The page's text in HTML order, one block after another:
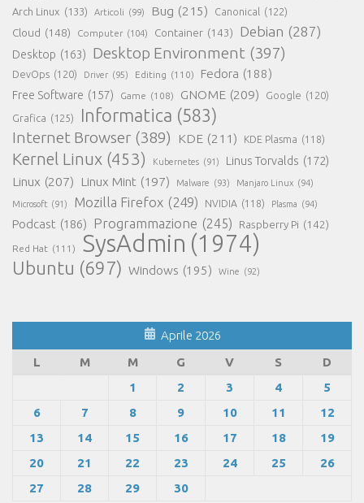
Arch Linux (133) Articoli (99) Bug (215) Canonical (122)
Cloud (148) Computer (104) Container (143) Debian (287)
Desktop (163) Desktop Environment (397)
DevOps (120) Driver (95) Editing (110) Fedora (188)
Free Software (157) Game (108) GNOME (209) Google (120)
Grafica (125) Informatica (583)
Internet Browser (389) KDE (211) KDE Plasma (118)
Kernel Linux (453) Kubernetes (91) Linus Torvalds (172)
Linux (207) Linux Mint (197) Malware (93) Manjaro Linux (94)
Microsoft (91) Mozilla Firefox (249) NVIDIA (118) Plasma (94)
Podcast (186) Programmazione (245) Raspberry Pi (142)
Red Hat (111) SysAdmin (1974)
Ubuntu (697) Windows (195) Wine (92)
Aprile 2026
L
M M G V S
D
1
2 3 4
5
6
7 8 9 10 11
12
13
14 15 16 17 18
19
20
21 22 23 24 25
26
27
28 29
30